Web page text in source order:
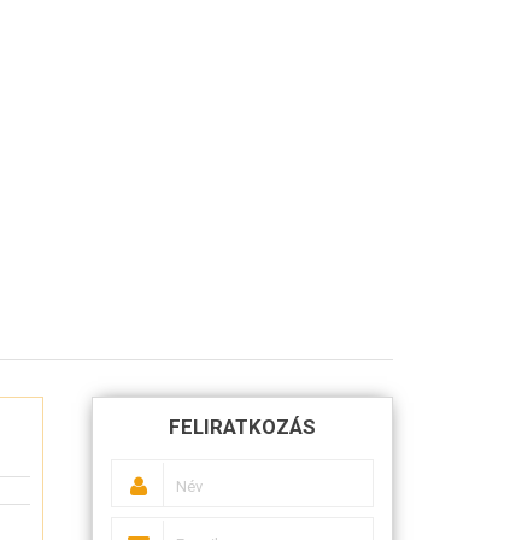
FELIRATKOZÁS